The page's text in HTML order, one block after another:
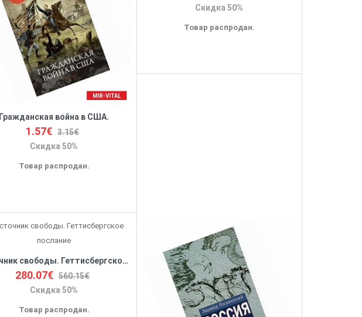
Гражданская война в США.
1.57€ 3.15€
Скидка 50%
Товар распродан.
Скидка 50%
Товар распродан.
Источник свободы. Геттисбергское послание
280.07€ 560.15€
Скидка 50%
Товар распродан.